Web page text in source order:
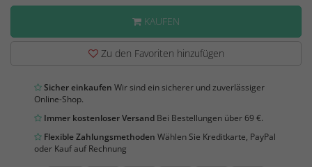
KAUFEN
Zu den Favoriten hinzufügen
Sicher einkaufen Wir sind ein sicherer und zuverlässiger
Online-Shop.
Immer kostenloser Versand Bei Bestellungen über 69 €.
Flexible Zahlungsmethoden Wählen Sie Kreditkarte, PayPal
oder Kauf auf Rechnung